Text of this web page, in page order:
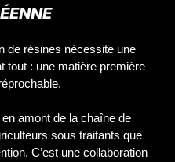
de résines nécessite une
tout : une matière première
amont de la chaîne de
sous traitants que
C’est une collaboration